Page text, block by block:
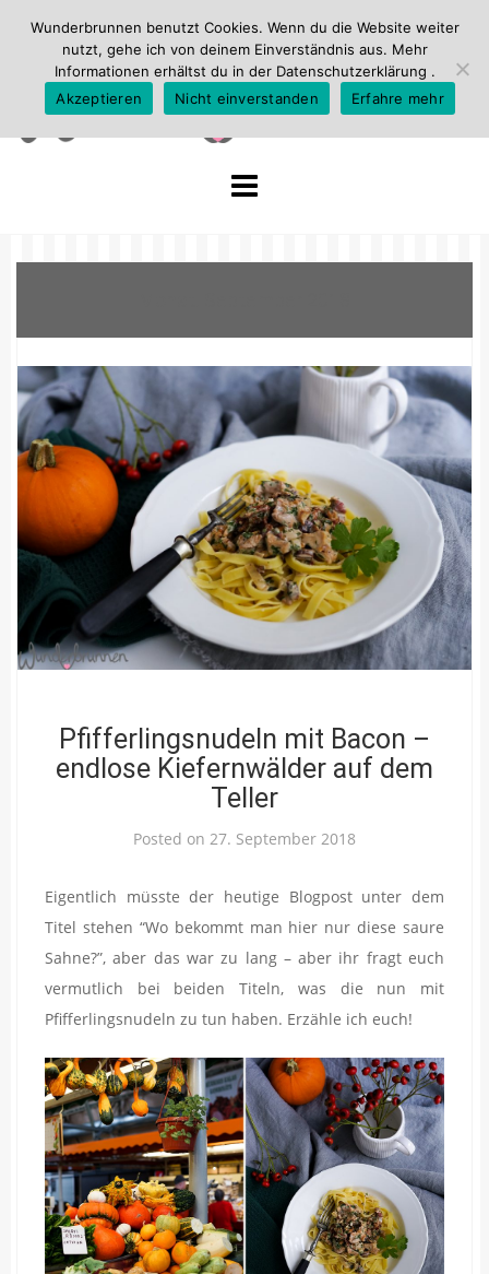
Pfifferlingsnudeln mit Bacon –
endlose Kiefernwälder auf dem
Teller
Posted on 27. September 2018
Eigentlich müsste der heutige Blogpost unter dem
Titel stehen “Wo bekommt man hier nur diese saure
Sahne?”, aber das war zu lang – aber ihr fragt euch
vermutlich bei beiden Titeln, was die nun mit
Pfifferlingsnudeln zu tun haben. Erzähle ich euch!
Wunderbrunnen benutzt Cookies. Wenn du die Website weiter
nutzt, gehe ich von deinem Einverständnis aus. Mehr
Informationen erhältst du in der Datenschutzerklärung .
Akzeptieren
Nicht einverstanden Erfahre mehr